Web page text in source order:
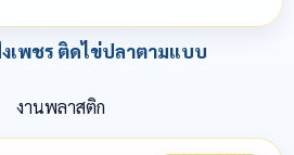
เพชร ติดไข่ปลาตามแบบ
งานพลาสติก